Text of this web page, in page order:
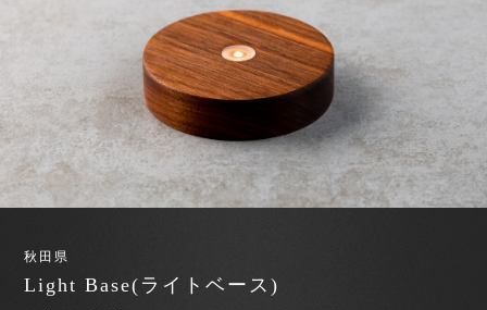
秋田県
Light Base(ライトベース)